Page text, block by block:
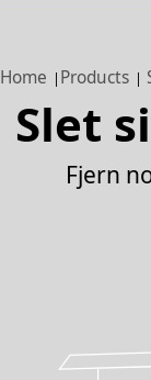
Home Products
Slet
Fjern